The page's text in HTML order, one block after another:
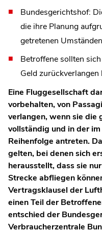
Bundesgerichtshof:
die ihre Planung
getretenen
Betroffene sollten
Geld zurückverlangen
Eine Fluggesellschaft
vorbehalten, von
verlangen, wenn sie die
vollständig und in der
Reihenfolge antreten.
gelten, bei denen sich
herausstellt, dass sie
Strecke abfliegen
Vertragsklausel der
einen Teil der
entschied der
Verbraucherzentrale